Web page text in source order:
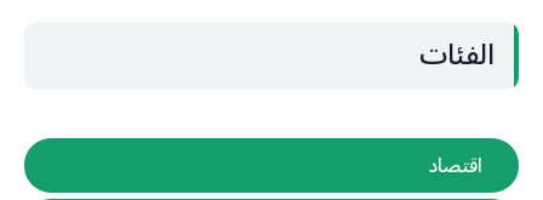
الفئات
اقتصاد